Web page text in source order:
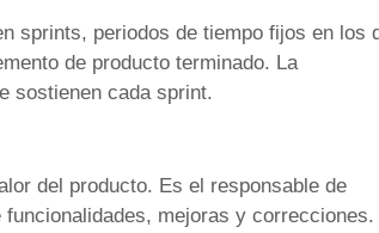
sprints, periodos de tiempo fijos en los
de producto terminado. La
sostienen cada sprint.
del producto. Es el responsable de
mejoras y correcciones.